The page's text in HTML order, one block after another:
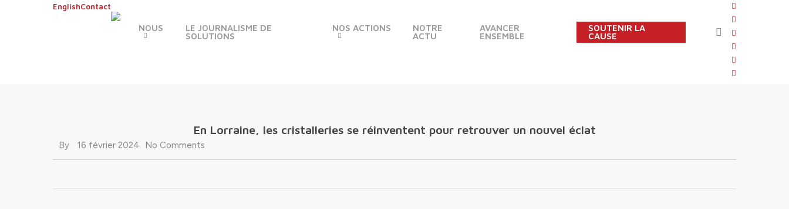
twitter
facebook
linkedin
youtube
instagram
flickr
EnglishContact
NOUS
LE JOURNALISME DE
SOLUTIONS
NOS ACTIONS
NOTRE
ACTU
AVANCER
ENSEMBLE
SOUTENIR LA
CAUSE
search
En Lorraine, les cristalleries se réinventent pour retrouver un nouvel éclat
By 16 février 2024 No Comments